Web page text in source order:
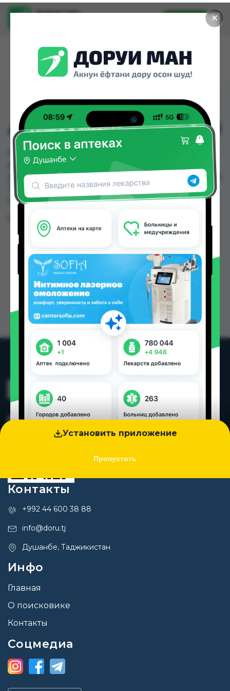
✕
Установить приложение
Пропустить
Доруи ман
Установить
АНАФЕРОН 25МЛ КАПЛ
АНАФЕРОН 25МЛ КАПЛ можно купить или
заказать в аптеках, Дорухонаи "Гулчехр",
Дорухонаи Арзон, Ҳайёти Солим по цене от 46.00
TJS до 54.00 TJS в Душанбе и других городах
Таджикистана
Цена: от46.00 TJS
Контакты
+992 44 600 38 88
info@doru.tj
Душанбе, Таджикистан
Инфо
Главная
О поисковике
Контакты
Соцмедиа